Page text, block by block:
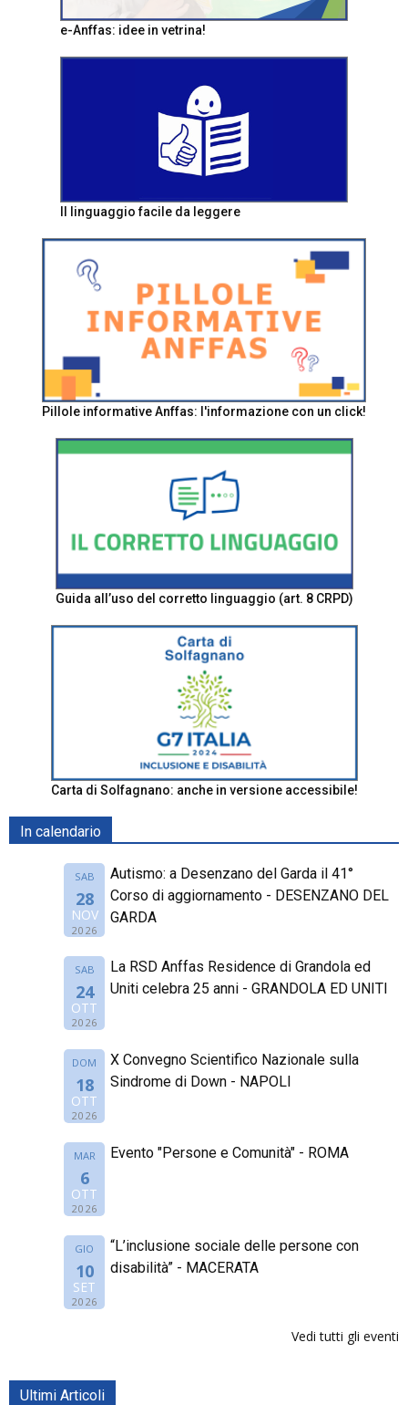
e-Anffas: idee in vetrina!
Il linguaggio facile da leggere
Pillole informative Anffas: l'informazione con un click!
Guida all’uso del corretto linguaggio (art. 8 CRPD)
Carta di Solfagnano: anche in versione accessibile!
In calendario
SAB
28
NOV
2026
Autismo: a Desenzano del Garda il 41°
Corso di aggiornamento - DESENZANO DEL
GARDA
SAB
24
OTT
2026
La RSD Anffas Residence di Grandola ed
Uniti celebra 25 anni - GRANDOLA ED UNITI
DOM
18
OTT
2026
X Convegno Scientifico Nazionale sulla
Sindrome di Down - NAPOLI
MAR
6
OTT
2026
Evento "Persone e Comunità" - ROMA
GIO
10
SET
2026
“L’inclusione sociale delle persone con
disabilità” - MACERATA
Vedi tutti gli eventi
Ultimi Articoli